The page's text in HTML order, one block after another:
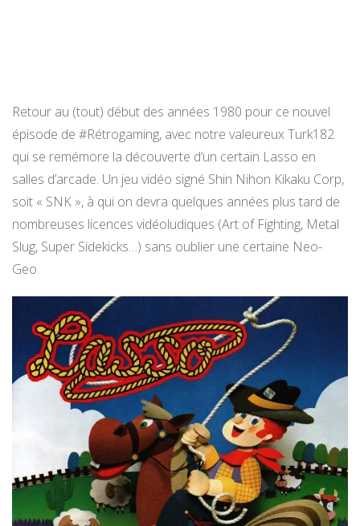
Retour au (tout) début des années 1980 pour ce nouvel
épisode de #Rétrogaming, avec notre valeureux Turk182
qui se remémore la découverte d’un certain Lasso en
salles d’arcade. Un jeu vidéo signé Shin Nihon Kikaku Corp,
soit « SNK », à qui on devra quelques années plus tard de
nombreuses licences vidéoludiques (Art of Fighting, Metal
Slug, Super Sidekicks…) sans oublier une certaine Neo-
Geo.